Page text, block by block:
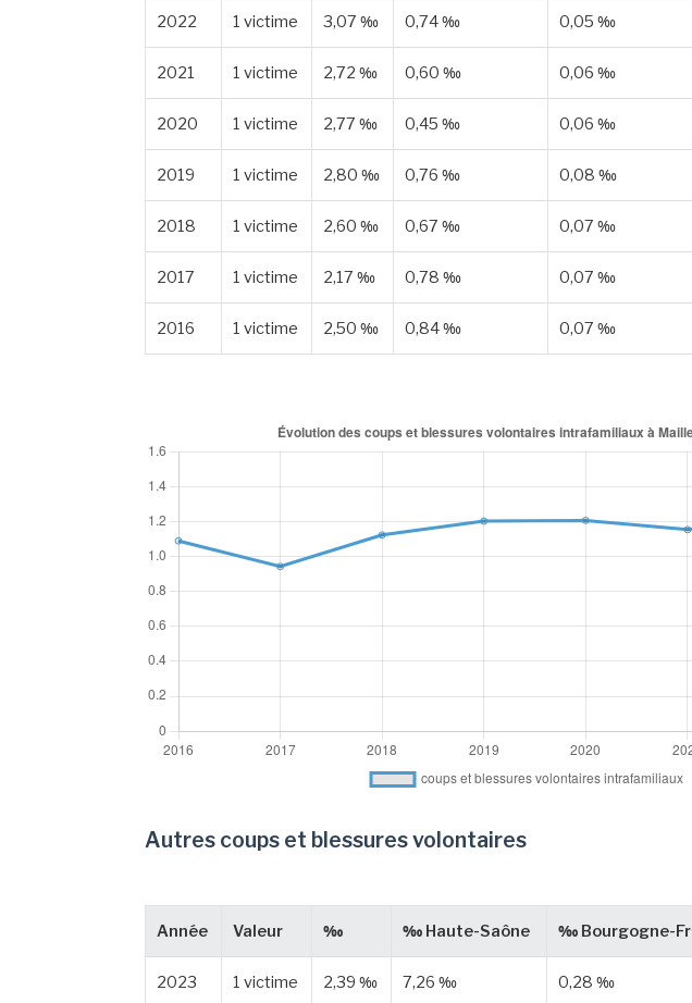
2022 1 victime 3,07 ‰ 0,74 ‰ 0,05 ‰
2021 1 victime 2,72 ‰ 0,60 ‰ 0,06 ‰
2020 1 victime 2,77 ‰ 0,45 ‰ 0,06 ‰
2019 1 victime 2,80 ‰ 0,76 ‰ 0,08 ‰
2018 1 victime 2,60 ‰ 0,67 ‰ 0,07 ‰
2017 1 victime 2,17 ‰ 0,78 ‰ 0,07 ‰
2016 1 victime 2,50 ‰ 0,84 ‰ 0,07 ‰
Autres coups et blessures volontaires
Année Valeur ‰ ‰ Haute-Saône ‰ Bourgogne-
2023 1 victime 2,39 ‰ 7,26 ‰ 0,28 ‰